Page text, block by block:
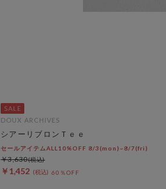
DOUX ARCHIVES
シアーリブロンＴｅｅ
セールアイテムALL10%OFF 8/3(mon)~8/7(fri)
￥1,452 60％OFF
￥3,630